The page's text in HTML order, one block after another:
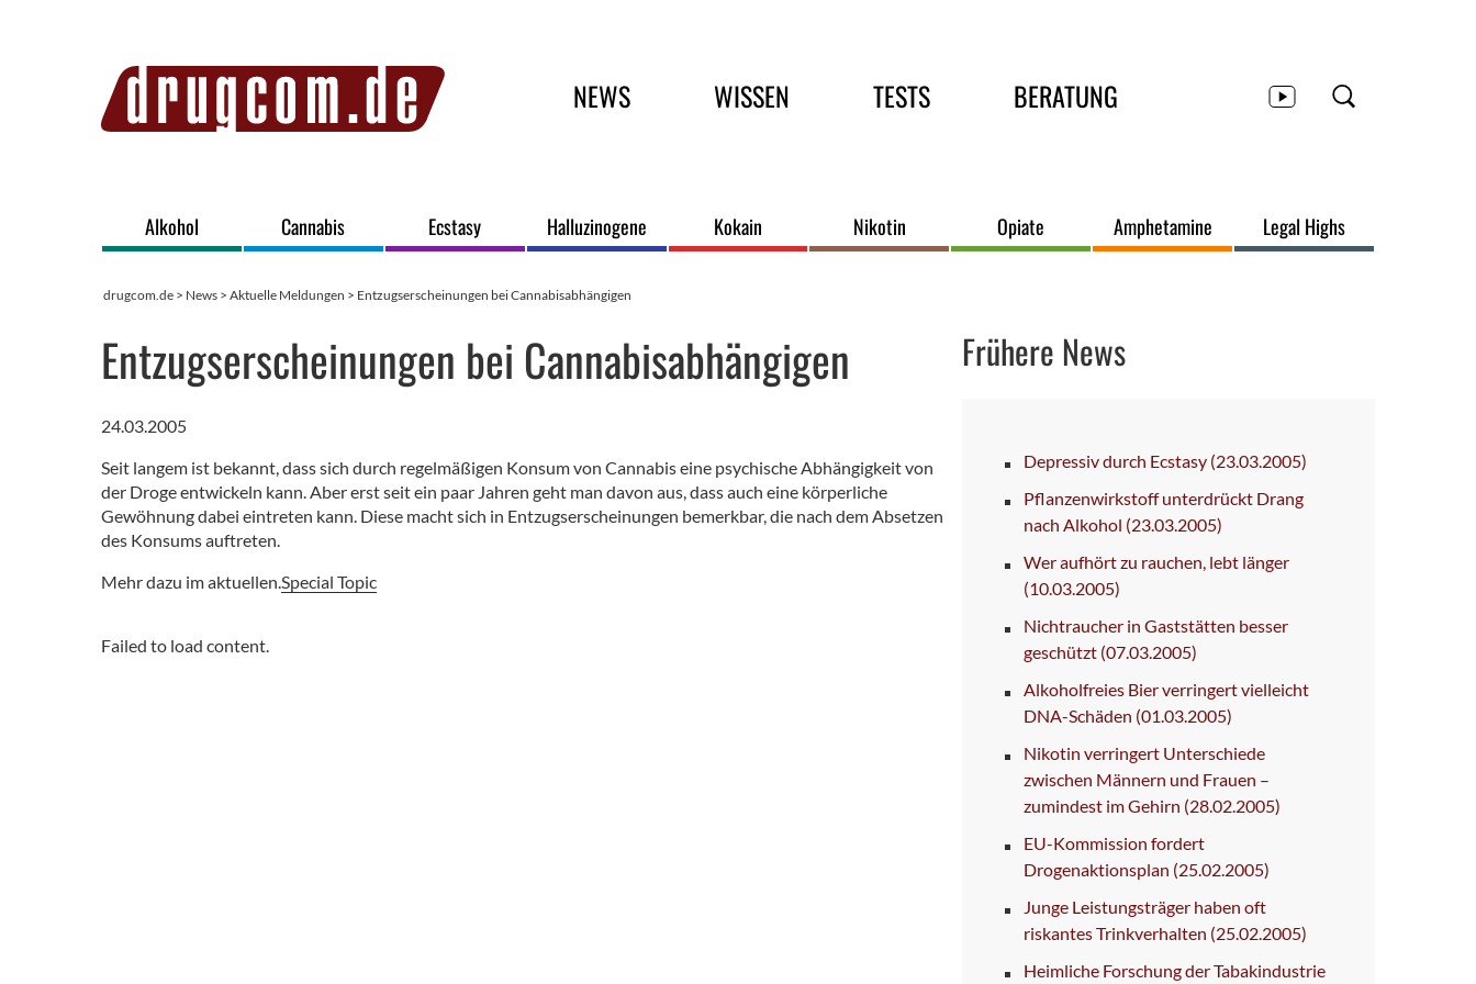
Hauptmenü
NEWS WISSEN TESTS BERATUNG
Alkohol Cannabis Ecstasy Halluzinogene Kokain Nikotin Opiate Amphetamine Legal Highs
drugcom.de > News > Aktuelle Meldungen > Entzugserscheinungen bei Cannabisabhängigen
Entzugserscheinungen bei Cannabisabhängigen
24.03.2005
Seit langem ist bekannt, dass sich durch regelmäßigen Konsum von Cannabis eine psychische Abhängigkeit von
der Droge entwickeln kann. Aber erst seit ein paar Jahren geht man davon aus, dass auch eine körperliche
Gewöhnung dabei eintreten kann. Diese macht sich in Entzugserscheinungen bemerkbar, die nach dem Absetzen
des Konsums auftreten.
Mehr dazu im aktuellen.Special Topic
Failed to load content.
Frühere News
Depressiv durch Ecstasy (23.03.2005)
Pflanzenwirkstoff unterdrückt Drang
nach Alkohol (23.03.2005)
Wer aufhört zu rauchen, lebt länger
(10.03.2005)
Nichtraucher in Gaststätten besser
geschützt (07.03.2005)
Alkoholfreies Bier verringert vielleicht
DNA-Schäden (01.03.2005)
Nikotin verringert Unterschiede
zwischen Männern und Frauen –
zumindest im Gehirn (28.02.2005)
EU-Kommission fordert
Drogenaktionsplan (25.02.2005)
Junge Leistungsträger haben oft
riskantes Trinkverhalten (25.02.2005)
Heimliche Forschung der Tabakindustrie